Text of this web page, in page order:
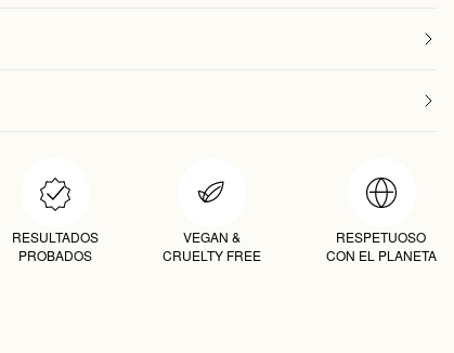
RESULTADOS
PROBADOS
VEGAN &
CRUELTY FREE
RESPETUOSO
CON EL PLANETA